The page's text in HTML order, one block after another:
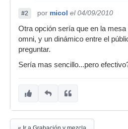
#2 por micol el 04/09/2010
Otra opción sería que en la
omni, y un dinámico entre el
preguntar.
Sería mas sencillo...pero